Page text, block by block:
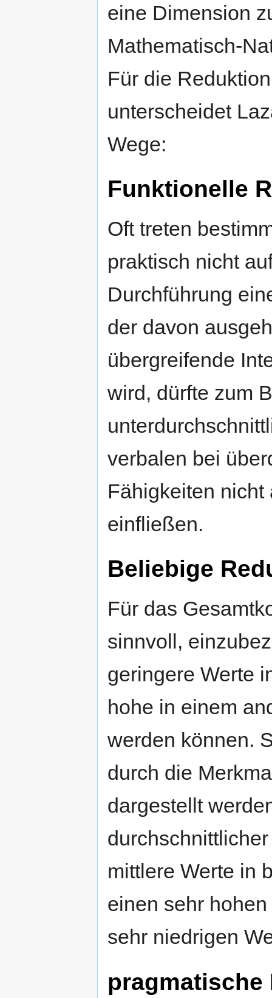
eine Dimension
Mathematisch-
Für die
unterscheidet
Wege:
Funktionelle
Oft treten
praktisch nicht
Durchführung
der davon
übergreifende
wird, dürfte zum
verbalen bei
Fähigkeiten nicht
einfließen.
Beliebige
Für das
sinnvoll,
geringere Werte
hohe in einem
werden können.
durch die
dargestellt
mittlere Werte in
einen sehr
sehr niedrigen
pragmatische